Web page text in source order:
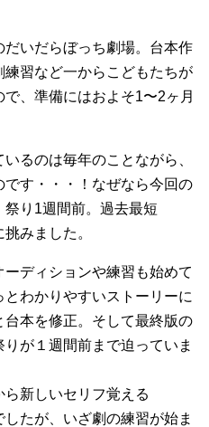
だいだらぼっち劇場。台本作
習など一からこどもたちが
、準備にはおよそ1〜2ヶ月
るのは毎年のことながら、
す・・・！なぜなら今回の
り1週間前。過去最短
みました。
ディションや練習も始めて
わかりやすいストーリーに
本を修正。そして最終版の
が１週間前まで迫っていま
ら新しいセリフ覚える
たが、いざ劇の練習が始ま